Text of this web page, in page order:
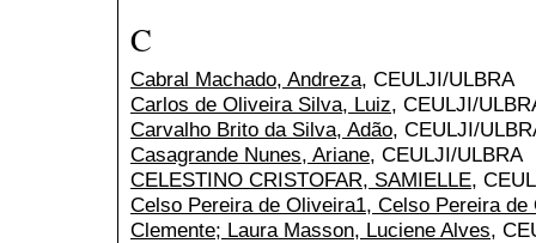
C
Cabral Machado, Andreza, CEULJI/ULBRA
Carlos de Oliveira Silva, Luiz, CEULJI/
Carvalho Brito da Silva, Adão, CEULJI/
Casagrande Nunes, Ariane, CEULJI/ULBRA
CELESTINO CRISTOFAR, SAMIELLE,
Celso Pereira de Oliveira1, Celso Pereira de
Clemente; Laura Masson, Luciene Alves,